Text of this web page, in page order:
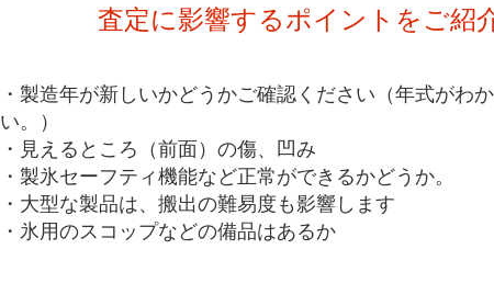
査定に影響するポイントをご紹
・製造年が新しいかどうかご確認ください（年式がわ
い。）
・見えるところ（前面）の傷、凹み
・製氷セーフティ機能など正常ができるかどうか。
・大型な製品は、搬出の難易度も影響します
・氷用のスコップなどの備品はあるか